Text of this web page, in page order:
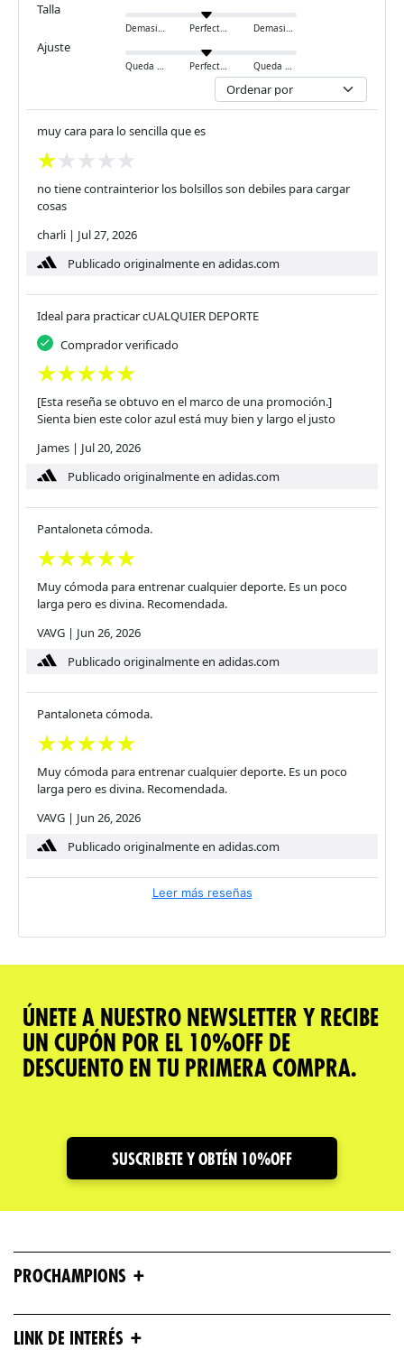
Talla
Demasiado pequeño Perfecto Demasiado grande
Ajuste
Queda ajustado Perfecto Queda holgado
muy cara para lo sencilla que es
no tiene contrainterior los bolsillos son debiles para cargar
cosas
charli | Jul 27, 2026
Publicado originalmente en adidas.com
Ideal para practicar cUALQUIER DEPORTE
Comprador verificado
[Esta reseña se obtuvo en el marco de una promoción.]
Sienta bien este color azul está muy bien y largo el justo
James | Jul 20, 2026
Publicado originalmente en adidas.com
Pantaloneta cómoda.
Muy cómoda para entrenar cualquier deporte. Es un poco
larga pero es divina. Recomendada.
VAVG | Jun 26, 2026
Publicado originalmente en adidas.com
Pantaloneta cómoda.
Muy cómoda para entrenar cualquier deporte. Es un poco
larga pero es divina. Recomendada.
VAVG | Jun 26, 2026
Publicado originalmente en adidas.com
Leer más reseñas
ÚNETE A NUESTRO NEWSLETTER Y RECIBE
UN CUPÓN POR EL 10%OFF DE
DESCUENTO EN TU PRIMERA COMPRA.
SUSCRIBETE Y OBTÉN 10%OFF
PROCHAMPIONS +
LINK DE INTERÉS +